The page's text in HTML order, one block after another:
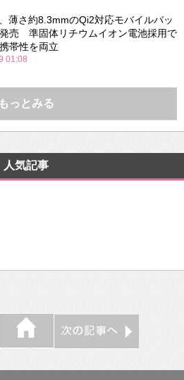
薄さ約8.3mmのQi2対応モバイルバッ
売 準固体リチウムイオン電池採用で
帯性を両立
01:08
もっとみる
人気記事